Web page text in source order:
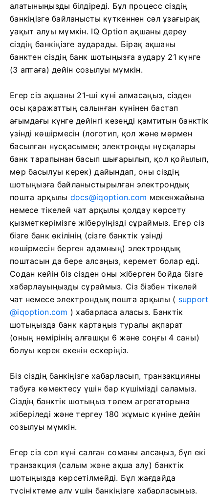
алатыныңызды білдіреді. Бұл процесс сіздің
банкіңізге байланысты күткеннен сәл ұзағырақ
уақыт алуы мүмкін. IQ Option ақшаны дереу
сіздің банкіңізге аударады. Бірақ ақшаны
банктен сіздің банк шотыңызға аудару 21 күнге
(3 аптаға) дейін созылуы мүмкін.
Егер сіз ақшаны 21-ші күні алмасаңыз, сізден
осы қаражаттың салынған күнінен бастап
ағымдағы күнге дейінгі кезеңді қамтитын банктік
үзінді көшірмесін (логотип, қол және мөрмен
басылған нұсқасымен; электронды нұсқалары
банк тарапынан басып шығарылып, қол қойылып,
мөр басылуы керек) дайындап, оны сіздің
шотыңызға байланыстырылған электрондық
пошта арқылы docs@iqoption.com мекенжайына
немесе тікелей чат арқылы қолдау көрсету
қызметкерімізге жіберуіңізді сұраймыз. Егер сіз
бізге банк өкілінің (сізге банктік үзінді
көшірмесін берген адамның) электрондық
поштасын да бере алсаңыз, керемет болар еді.
Содан кейін біз сізден оны жіберген бойда бізге
хабарлауыңызды сұраймыз. Сіз бізбен тікелей
чат немесе электрондық пошта арқылы ( support
@iqoption.com ) хабарласа аласыз. Банктік
шотыңызда банк картаңыз туралы ақпарат
(оның нөмірінің алғашқы 6 және соңғы 4 саны)
болуы керек екенін ескеріңіз.
Біз сіздің банкіңізге хабарласып, транзакцияны
табуға көмектесу үшін бар күшімізді саламыз.
Сіздің банктік шотыңыз төлем агрегаторына
жіберіледі және тергеу 180 жұмыс күніне дейін
созылуы мүмкін.
Егер сіз сол күні салған соманы алсаңыз, бұл екі
транзакция (салым және ақша алу) банктік
шотыңызда көрсетілмейді. Бұл жағдайда
түсініктеме алу үшін банкіңізге хабарласыңыз.